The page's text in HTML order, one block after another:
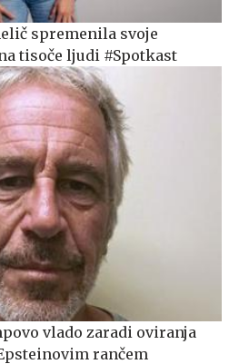
spremenila svoje
tisoče ljudi #Spotkast
vlado zaradi oviranja
rančem